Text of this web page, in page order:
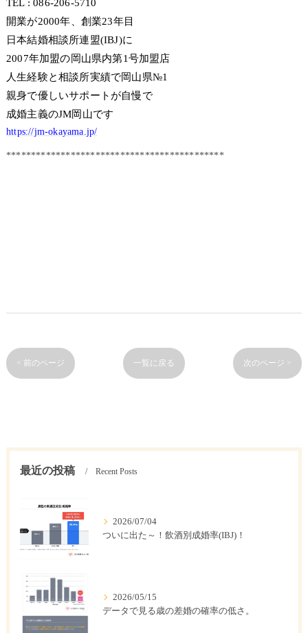
TEL : 086-206-5710
開業が2000年、創業23年目
日本結婚相談所連盟(IBJ)に
2007年加盟の岡山県内第1号加盟店
人生経験と相談所実績で岡山県№1
親身で優しいサポートが自慢で
成婚主義のJM岡山です
https://jm-okayama.jp/
********************************************
< 前のページ 一覧に戻る 次のページ >
最近の投稿 Recent Posts
2026/07/04
ついに出た～！飲酒別成婚率(IBJ)！
2026/05/15
データで見る歳の差婚の確率の低さ。